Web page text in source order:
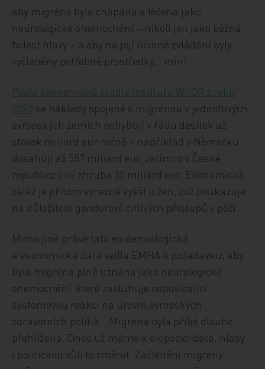
aby migréna byla chápána a léčena jako
neurologické onemocnění – nikoli jen jako běžná
bolest hlavy – a aby na její účinné zvládání byly
vyčleněny potřebné prostředky,“ míní.
Podle ekonomické studie institutu WifOR z roku
2025 se náklady spojené s migrénou v jednotlivých
evropských zemích pohybují v řádu desítek až
stovek miliard eur ročně – například v Německu
dosahují až 557 miliard eur, zatímco v České
republice činí zhruba 35 miliard eur. Ekonomická
zátěž je přitom výrazně vyšší u žen, což poukazuje
na důležitost genderově citlivých přístupů v péči.
Mimo jiné právě tato epidemiologická
a ekonomická data vedla EMHA k požadavku, aby
byla migréna plně uznána jako neurologické
onemocnění, které zasluhuje odpovídající
systémovou reakci na úrovni evropských
zdravotních politik. „Migréna byla příliš dlouho
přehlížena. Dnes už máme k dispozici data, hlasy
i politickou vůli to změnit. Začlenění migrény